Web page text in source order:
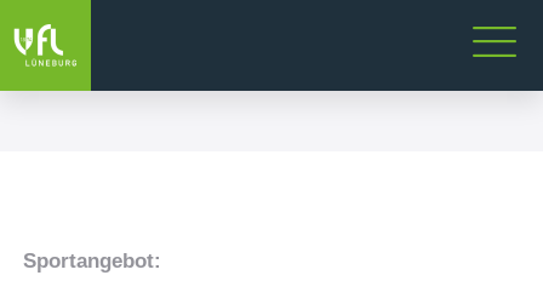
Sportangebot: